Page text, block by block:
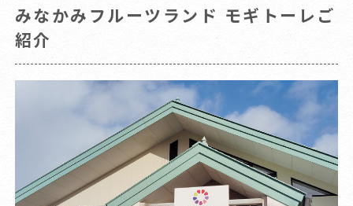
みなかみフルーツランド モギトーレご
紹介